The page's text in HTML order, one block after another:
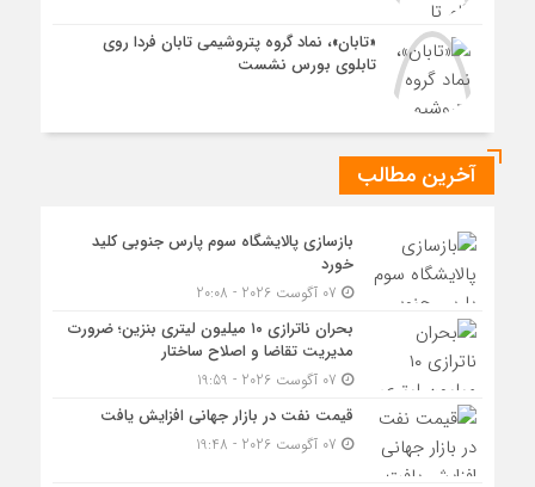
«تابان»، نماد گروه پتروشیمی تابان فردا روی
تابلوی بورس نشست
آخرین مطالب
بازسازی پالایشگاه سوم پارس جنوبی کلید
خورد
بحران ناترازی ۱۰ میلیون لیتری بنزین؛ ضرورت
مدیریت تقاضا و اصلاح ساختار
قیمت نفت در بازار جهانی افزایش یافت